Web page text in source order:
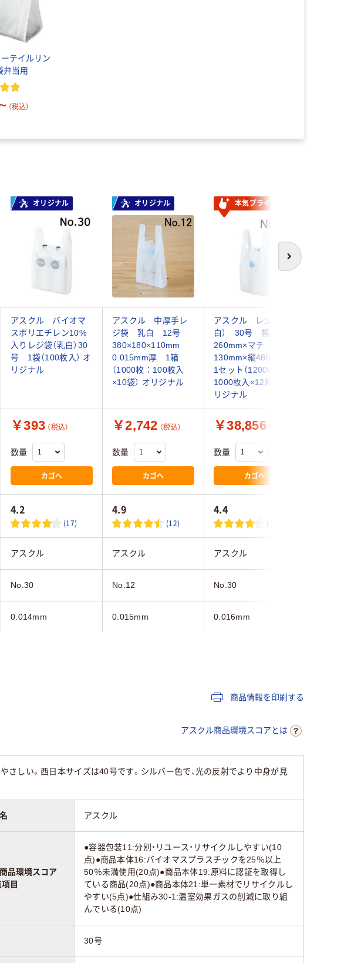
テイルリン
弁当用
（税込）
次へ
オリジナル オリジナル 本気プライス
アスクル バイオマ
スポリエチレン10%
入りレジ袋（乳白）30
号 1袋（100枚入） オ
リジナル
アスクル 中厚手レ
ジ袋 乳白 12号
380×180×110mm
0.015mm厚 1箱
（1000枚：100枚入
×10袋） オリジナル
アスクル レジ袋（乳
白） 30号 幅
260mm×マチ
130mm×縦480mm
1セット（12000枚：
1000枚入×12箱） オ
リジナル
￥393 （税込）
数量
カゴへ
￥2,742 （税込）
数量
カゴへ
￥38,856
数量
カゴへ
4.2
(17)
4.9
(12)
4.4
(121)
アスクル アスクル アスクル
No.30 No.12 No.30
0.014mm 0.015mm 0.016mm
有り
ポリエチレン（HDPE)
(バイオマスポリエチ
ポリエチレン（HDPE） ポリエチレン（HDPE）
商品情報を印刷する
アスクル商品環境スコアとは
さしい。西日本サイズは40号です。シルバー色で、光の反射でより中身が見
アスクル
品環境スコア
目
●容器包装11:分別・リユース・リサイクルしやすい(10
点)●商品本体16:バイオマスプラスチックを25％以上
50％未満使用(20点)●商品本体19:原料に認証を取得し
ている商品(20点)●商品本体21:単一素材でリサイクルし
やすい(5点)●仕組み30-1:温室効果ガスの削減に取り組
んでいる(10点)
30号